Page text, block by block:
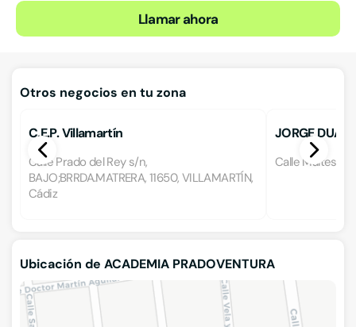
Llamar ahora
Otros negocios en tu zona
C.E.P. Villamartín
Calle Prado del Rey s/n,
BAJO;BRRDA.MATRERA, 11650, VILLAMARTÍN,
Cádiz
JORGE
Calle Malteses
Ubicación de ACADEMIA PRADOVENTURA